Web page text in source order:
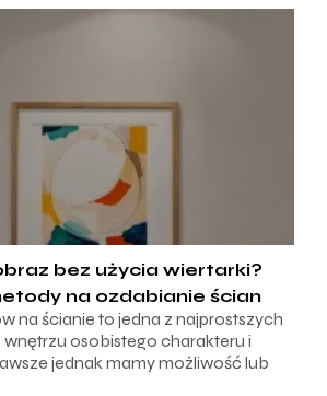
bez użycia wiertarki?
na ozdabianie ścian
na ścianie to jedna z najprostszych
osobistego charakteru i
jednak mamy możliwość lub